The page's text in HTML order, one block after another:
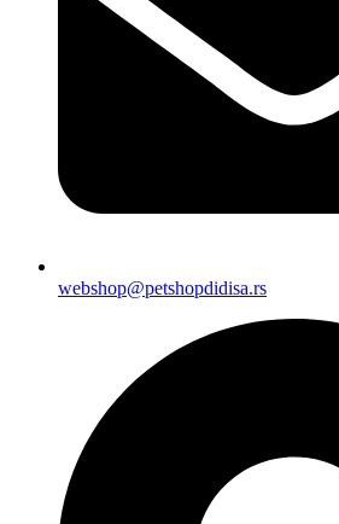
webshop@petshopdidisa.rs